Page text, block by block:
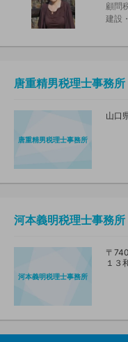
顧問
建設
唐重精男税理士事務所
唐重精男税理士事務所
山口
河本義明税理士事務所
河本義明税理士事務所
〒
１３